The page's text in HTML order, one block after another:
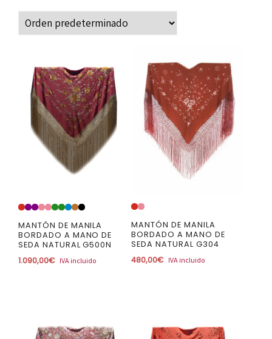
MANTÓN DE MANILA
BORDADO A MANO DE
SEDA NATURAL G500N
1.090,00€ IVA incluido
MANTÓN DE MANILA
BORDADO A MANO DE
SEDA NATURAL G304
480,00€ IVA incluido